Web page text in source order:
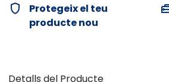
verified_user
Protegeix el teu
producte nou
Detalls del Producte